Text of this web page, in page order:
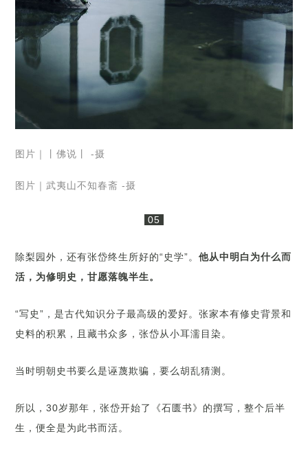
图片｜丨佛说丨 -摄
图片｜武夷山不知春斋 -摄
05
除梨园外，还有张岱终生所好的“史学”。 他从中明白为什么而
活，为修明史，甘愿落魄半生。
“写史”，是古代知识分子最高级的爱好。张家本有修史背景和
史料的积累，且藏书众多，张岱从小耳濡目染。
当时明朝史书要么是诬蔑欺骗，要么胡乱猜测。
所以，30岁那年，张岱开始了《石匮书》的撰写，整个后半
生，便全是为此书而活。